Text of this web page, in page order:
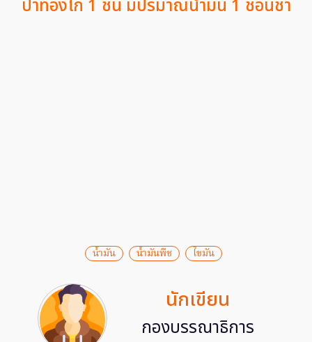
ปาท่องโก๋ 1 ชิ้น มีปริมาณน้ำมัน 1 ช้อนชา
น้ำมัน น้ำมันพืช ไขมัน
นักเขียน
กองบรรณาธิการ